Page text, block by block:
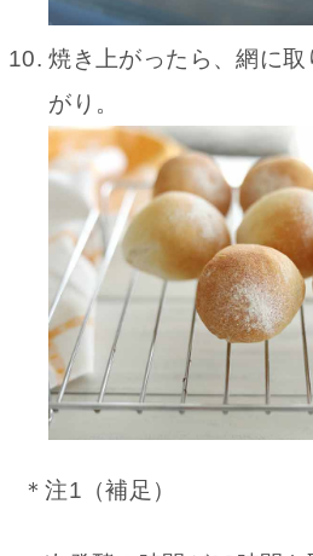
焼き上がったら、網に
がり。
＊注1（補足）